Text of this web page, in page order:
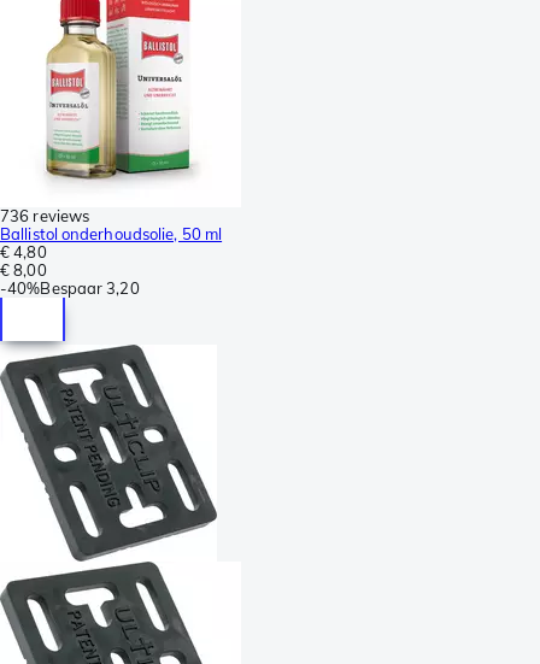
736 reviews
Ballistol onderhoudsolie, 50 ml
€ 4,80
€ 8,00
-40%Bespaar 3,20